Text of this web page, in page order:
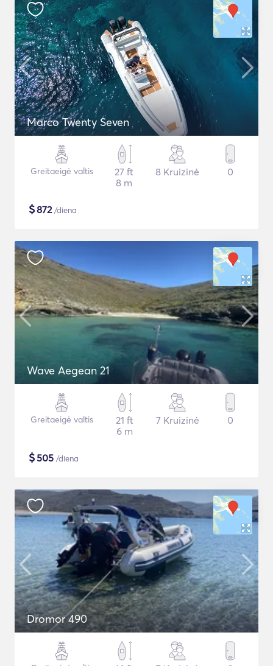
Marco Twenty Seven
Greitaeigė valtis
27 ft
8 m
8 Kruizinė 0
$872/diena
Wave Aegean 21
Greitaeigė valtis
21 ft
6 m
7 Kruizinė 0
$505 /diena
Dromor 490